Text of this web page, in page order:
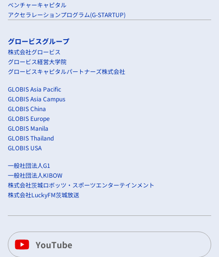
ベンチャーキャピタル
アクセラレーションプログラム(G-STARTUP)
グロービスグループ
株式会社グロービス
グロービス経営大学院
グロービスキャピタルパートナーズ株式会社
GLOBIS Asia Pacific
GLOBIS Asia Campus
GLOBIS China
GLOBIS Europe
GLOBIS Manila
GLOBIS Thailand
GLOBIS USA
一般社団法人G1
一般社団法人KIBOW
株式会社茨城ロボッツ・スポーツエンターテインメント
株式会社LuckyFM茨城放送
YouTube